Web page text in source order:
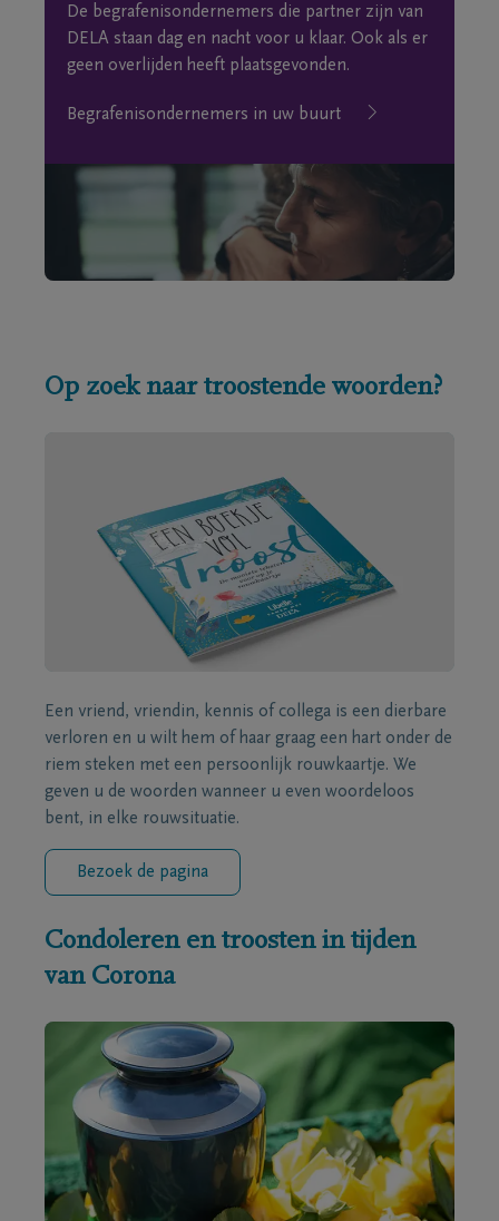
De begrafenisondernemers die partner zijn van
DELA staan dag en nacht voor u klaar. Ook als er
geen overlijden heeft plaatsgevonden.
Begrafenisondernemers in uw buurt
Op zoek naar troostende woorden?
Een vriend, vriendin, kennis of collega is een dierbare
verloren en u wilt hem of haar graag een hart onder de
riem steken met een persoonlijk rouwkaartje. We
geven u de woorden wanneer u even woordeloos
bent, in elke rouwsituatie.
Bezoek de pagina
Condoleren en troosten in tijden
van Corona